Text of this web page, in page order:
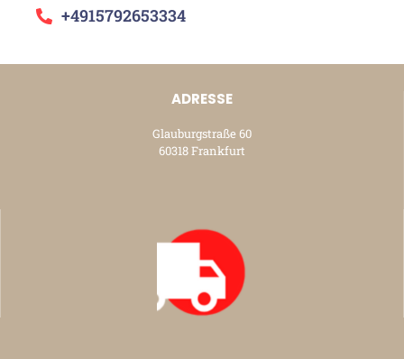
+4915792653334
ADRESSE
Glauburgstraße 60
60318 Frankfurt